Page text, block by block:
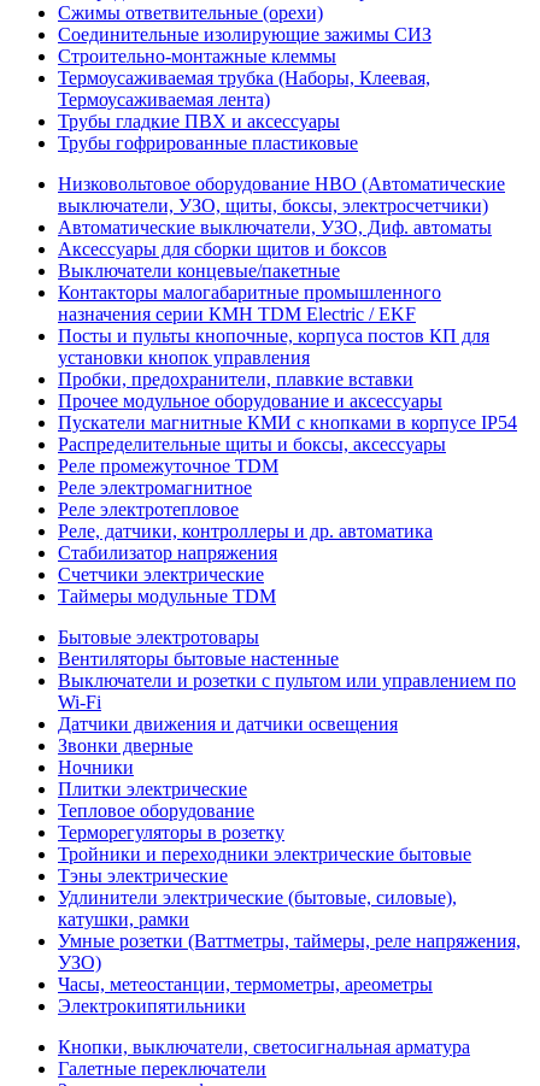
Сжимы ответвительные (орехи)
Соединительные изолирующие зажимы СИЗ
Строительно-монтажные клеммы
Термоусаживаемая трубка (Наборы, Клеевая,
Термоусаживаемая лента)
Трубы гладкие ПВХ и аксессуары
Трубы гофрированные пластиковые
Низковольтовое оборудование НВО (Автоматические
выключатели, УЗО, щиты, боксы, электросчетчики)
Автоматические выключатели, УЗО, Диф. автоматы
Аксессуары для сборки щитов и боксов
Выключатели концевые/пакетные
Контакторы малогабаритные промышленного
назначения серии КМН TDM Electric / EKF
Посты и пульты кнопочные, корпуса постов КП для
установки кнопок управления
Пробки, предохранители, плавкие вставки
Прочее модульное оборудование и аксессуары
Пускатели магнитные КМИ с кнопками в корпусе IP54
Распределительные щиты и боксы, аксессуары
Реле промежуточное TDM
Реле электромагнитное
Реле электротепловое
Реле, датчики, контроллеры и др. автоматика
Стабилизатор напряжения
Счетчики электрические
Таймеры модульные TDM
Бытовые электротовары
Вентиляторы бытовые настенные
Выключатели и розетки с пультом или управлением по
Wi-Fi
Датчики движения и датчики освещения
Звонки дверные
Ночники
Плитки электрические
Тепловое оборудование
Терморегуляторы в розетку
Тройники и переходники электрические бытовые
Тэны электрические
Удлинители электрические (бытовые, силовые),
катушки, рамки
Умные розетки (Ваттметры, таймеры, реле напряжения,
УЗО)
Часы, метеостанции, термометры, ареометры
Электрокипятильники
Кнопки, выключатели, светосигнальная арматура
Галетные переключатели